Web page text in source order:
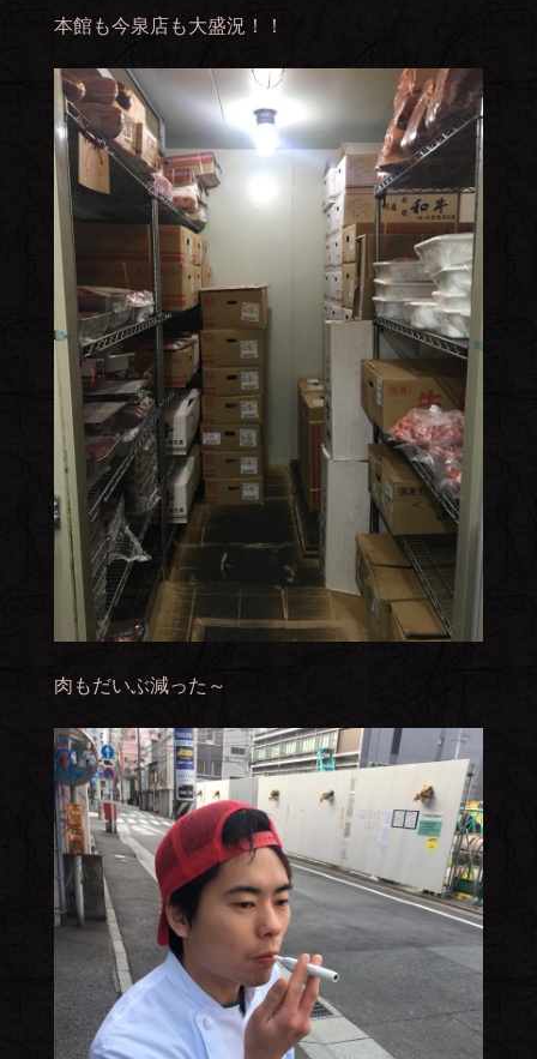
本館も今泉店も大盛況！！
肉もだいぶ減った～